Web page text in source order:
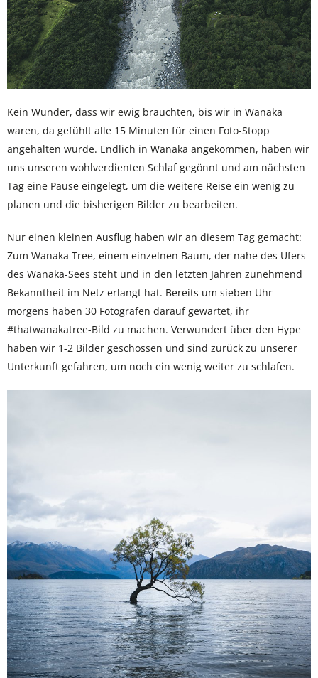
Kein Wunder, dass wir ewig brauchten, bis wir in Wanaka
waren, da gefühlt alle 15 Minuten für einen Foto-Stopp
angehalten wurde. Endlich in Wanaka angekommen, haben wir
uns unseren wohlverdienten Schlaf gegönnt und am nächsten
Tag eine Pause eingelegt, um die weitere Reise ein wenig zu
planen und die bisherigen Bilder zu bearbeiten.
Nur einen kleinen Ausflug haben wir an diesem Tag gemacht:
Zum Wanaka Tree, einem einzelnen Baum, der nahe des Ufers
des Wanaka-Sees steht und in den letzten Jahren zunehmend
Bekanntheit im Netz erlangt hat. Bereits um sieben Uhr
morgens haben 30 Fotografen darauf gewartet, ihr
#thatwanakatree-Bild zu machen. Verwundert über den Hype
haben wir 1-2 Bilder geschossen und sind zurück zu unserer
Unterkunft gefahren, um noch ein wenig weiter zu schlafen.